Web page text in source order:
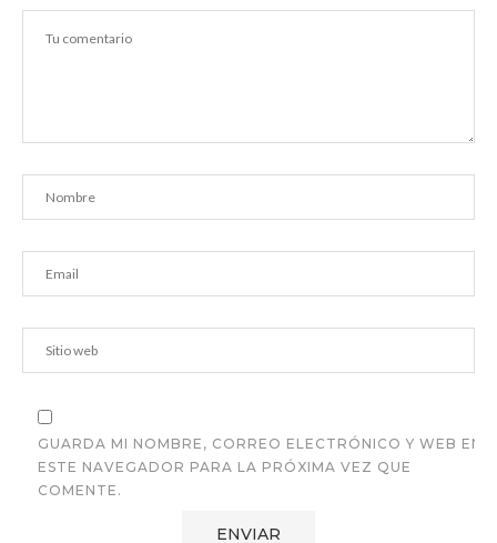
GUARDA MI NOMBRE, CORREO ELECTRÓNICO Y WEB EN
ESTE NAVEGADOR PARA LA PRÓXIMA VEZ QUE
COMENTE.